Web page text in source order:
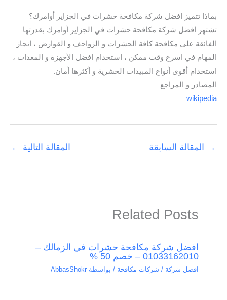
بماذا تتميز افضل شركة مكافحة حشرات في الجزاير أوامرك؟
تشتهر افضل شركة مكافحة حشرات في الجزاير أوامرك بقدرتها
الفائقة على مكافحة كافة الحشرات و الزواحف و القوارض ، انجاز
المهام في اسرع وقت ممكن ، استخدام افضل الأجهزة و المعدات ،
استخدام أقوى أنواع المبيدات الحشرية و أكثرها أمان.
المصادر و المراجع
wikipedia
→ المقالة السابقة المقالة التالية ←
Related Posts
افضل شركة مكافحة حشرات في الزمالك –
01033162010 – خصم 50 %
افضل شركة / شركات مكافحة / بواسطة AbbasShokr